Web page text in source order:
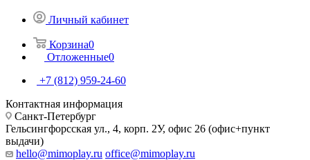
Личный кабинет
Корзина0
Отложенные0
+7 (812) 959-24-60
Контактная информация
Санкт-Петербург
Гельсингфорсская ул., 4, корп. 2У, офис 26 (офис+пункт
выдачи)
hello@mimoplay.ru office@mimoplay.ru